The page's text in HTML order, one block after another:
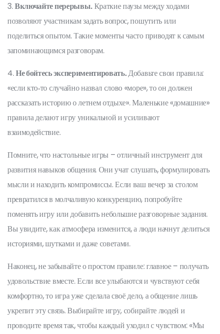
3.Включайте перерывы.Краткие паузы между ходами
позволяют участникам задать вопрос, пошутить или
поделиться опытом. Такие моменты часто приводят к самым
запоминающимся разговорам.
4.Не бойтесь экспериментировать.Добавьте свои правила:
«если кто‑то случайно назвал слово «море», то он должен
рассказать историю о летнем отдыхе». Маленькие «домашние»
правила делают игру уникальной и усиливают
взаимодействие.
Помните, что настольные игры – отличный инструмент для
развития навыков общения. Они учат слушать, формулировать
мысли и находить компромиссы. Если ваш вечер за столом
превратился в молчаливую конкуренцию, попробуйте
поменять игру или добавить небольшие разговорные задания.
Вы увидите, как атмосфера изменится, а люди начнут делиться
историями, шутками и даже советами.
Наконец, не забывайте о простом правиле: главное – получать
удовольствие вместе. Если все улыбаются и чувствуют себя
комфортно, то игра уже сделала своё дело, а общение лишь
укрепит эту связь. Выбирайте игру, собирайте людей и
проводите время так, чтобы каждый уходил с чувством: «Мы